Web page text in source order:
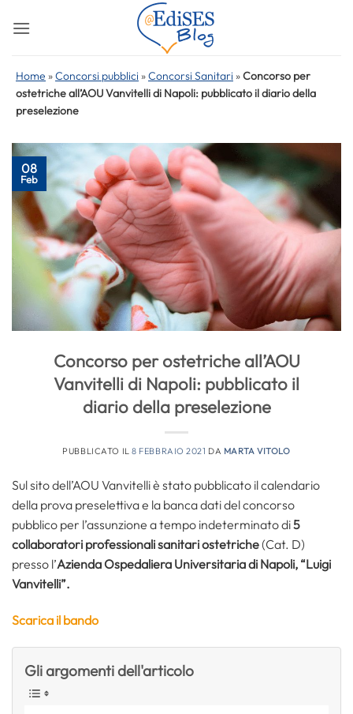
Home »Concorsi pubblici »Concorsi Sanitari »Concorso per
ostetriche all’AOU Vanvitelli di Napoli: pubblicato il diario della
preselezione
08
Feb
Concorso per ostetriche all’AOU
Vanvitelli di Napoli: pubblicato il
diario della preselezione
PUBBLICATO IL8 FEBBRAIO 2021 DA MARTA VITOLO
Sul sito dell’AOU Vanvitelli è stato pubblicato il calendario
della prova preselettiva e la banca dati del concorso
pubblico per l’assunzione a tempo indeterminato di5
collaboratori professionali sanitari ostetriche(Cat. D)
presso l’Azienda Ospedaliera Universitaria di Napoli, “Luigi
Vanvitelli”.
Scarica il bando
Gli argomenti dell'articolo